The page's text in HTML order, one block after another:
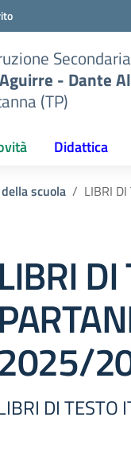
- Dante
(TP)
Didattica
scuola LIBRI
LIBRI DI
2025/
DI TESTO